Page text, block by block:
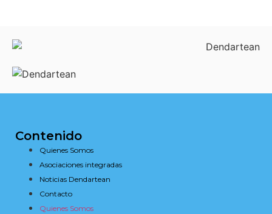
Contenido
Quienes Somos
Asociaciones integradas
Noticias Dendartean
Contacto
Quienes Somos